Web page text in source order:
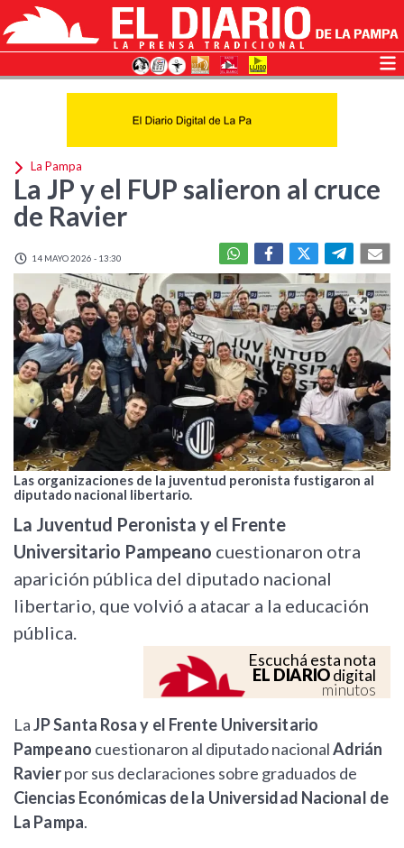
La Pampa
La JP y el FUP salieron al cruce
de Ravier
14 MAYO 2026 - 13:30
Las organizaciones de la juventud peronista fustigaron al
diputado nacional libertario.
La Juventud Peronista y el Frente
Universitario Pampeano cuestionaron otra
aparición pública del diputado nacional
libertario, que volvió a atacar a la educación
pública.
Escuchá esta nota
EL DIARIOdigital
minutos
LaJP Santa Rosa y el Frente Universitario
Pampeano cuestionaron al diputado nacionalAdrián
Ravierpor sus declaraciones sobre graduados de
Ciencias Económicas de la Universidad Nacional de
La Pampa.